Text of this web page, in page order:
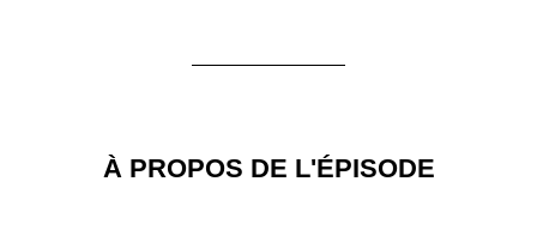
À PROPOS DE L'ÉPISODE